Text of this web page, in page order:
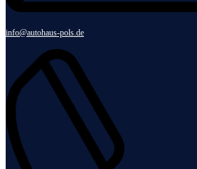
info@autohaus-pols.de